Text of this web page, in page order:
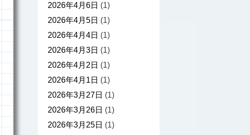
2026年4月6日 (1)
2026年4月5日 (1)
2026年4月4日 (1)
2026年4月3日 (1)
2026年4月2日 (1)
2026年4月1日 (1)
2026年3月27日 (1)
2026年3月26日 (1)
2026年3月25日 (1)